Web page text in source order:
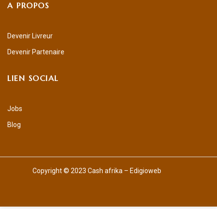
A PROPOS
Devenir Livreur
Devenir Partenaire
LIEN SOCIAL
Jobs
Blog
Copyright © 2023 Cash afrika – Edigioweb